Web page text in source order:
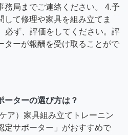
務局までご連絡ください。 4.予
して修理や家具を組み立てま
必ず、評価をしてください。評
ターが報酬を受け取ることがで
ーターの選び方は？
ア）家具組み立てトレーニン
定サポーター」がおすすめで